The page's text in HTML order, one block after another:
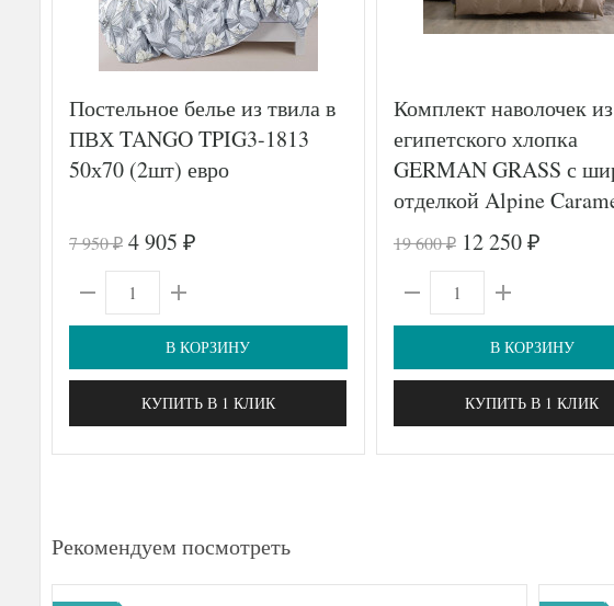
Постельное белье из твила в
ПВХ TANGO TPIG3-1813
50х70 (2шт) евро
7 950₽ 4 905 ₽
В КОРЗИНУ
КУПИТЬ В 1 КЛИК
Комплект наволочек из
египетского хлопка
GERMAN GRASS с
отделкой Alpine
Beige Allure Grass 70х70
19 600₽ 12 250 ₽
В КОРЗИНУ
КУПИТЬ В 1 КЛИК
Рекомендуем посмотреть